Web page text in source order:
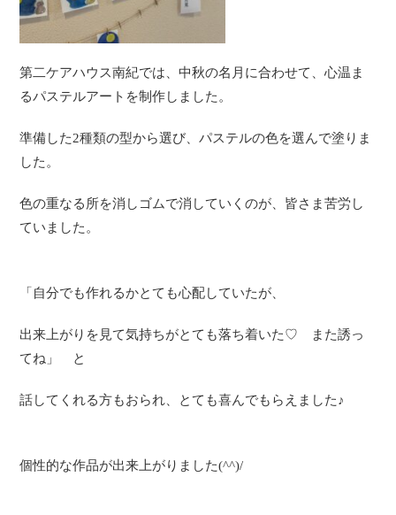
第二ケアハウス南紀では、中秋の名月に合わせて、心温ま
るパステルアートを制作しました。
準備した2種類の型から選び、パステルの色を選んで塗りま
した。
色の重なる所を消しゴムで消していくのが、皆さま苦労し
ていました。
「自分でも作れるかとても心配していたが、
出来上がりを見て気持ちがとても落ち着いた♡ また誘っ
てね」 と
話してくれる方もおられ、とても喜んでもらえました♪
個性的な作品が出来上がりました(^^)/